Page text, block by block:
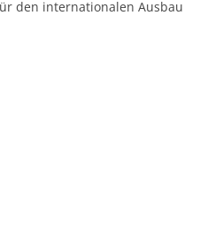
den internationalen Ausbau